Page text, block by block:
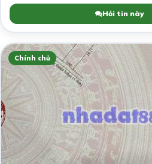
Hỏi tin này
Chính chủ